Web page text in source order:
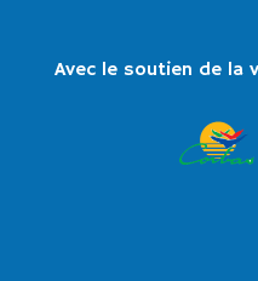
Avec le soutien de la